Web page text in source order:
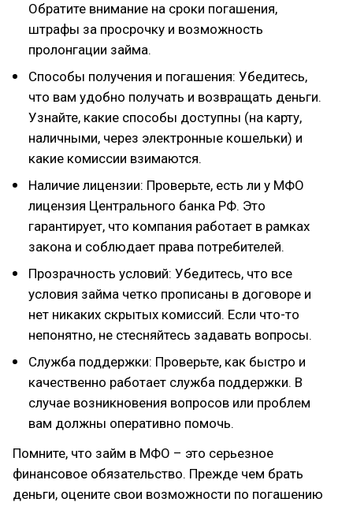
Обратите внимание на сроки погашения,
штрафы за просрочку и возможность
пролонгации займа.
Способы получения и погашения: Убедитесь,
что вам удобно получать и возвращать деньги.
Узнайте, какие способы доступны (на карту,
наличными, через электронные кошельки) и
какие комиссии взимаются.
Наличие лицензии: Проверьте, есть ли у МФО
лицензия Центрального банка РФ. Это
гарантирует, что компания работает в рамках
закона и соблюдает права потребителей.
Прозрачность условий: Убедитесь, что все
условия займа четко прописаны в договоре и
нет никаких скрытых комиссий. Если что-то
непонятно, не стесняйтесь задавать вопросы.
Служба поддержки: Проверьте, как быстро и
качественно работает служба поддержки. В
случае возникновения вопросов или проблем
вам должны оперативно помочь.
Помните, что займ в МФО – это серьезное
финансовое обязательство. Прежде чем брать
деньги, оцените свои возможности по погашению